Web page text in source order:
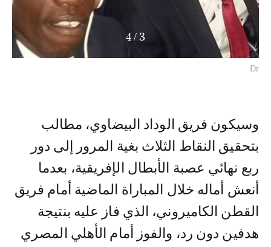
3
/
4
Dr
وسيكون فريق الوداد البيضاوي، مطالب
بتحقيق النقاط الثلاث بغية المرور إلى دور
ربع نهائي عصبة الأبطال الإفريقية، بعدما
أنعش أماله خلال المباراة الماضية أمام فريق
القطن الكاميروني، الذي فاز عليه بنتيجة
هدفين دون رد، والفوز أمام الأهلي المصري